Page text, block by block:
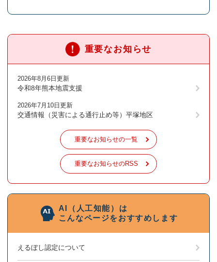
重要なお知らせ
2026年8月6日更新
令和8年熊本地震支援
2026年7月10日更新
交通情報（災害による通行止め等）平塚地区
重要なお知らせの一覧
重要なお知らせのRSS
AI（人工知能）は
こんなページをおすすめします
えるぼし認定について